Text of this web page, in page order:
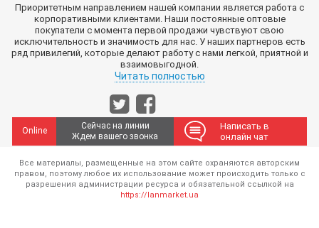
Приоритетным направлением нашей компании является работа с
корпоративными клиентами. Наши постоянные оптовые
покупатели с момента первой продажи чувствуют свою
исключительность и значимость для нас. У наших партнеров есть
ряд привилегий, которые делают работу с нами легкой, приятной и
взаимовыгодной.
Читать полностью
Online
Сейчас на линии
Ждем вашего звонка
Написать в
онлайн чат
Все материалы, размещенные на этом сайте охраняются авторским
правом, поэтому любое их использование может происходить только с
разрешения администрации ресурса и обязательной ссылкой на
https://lanmarket.ua